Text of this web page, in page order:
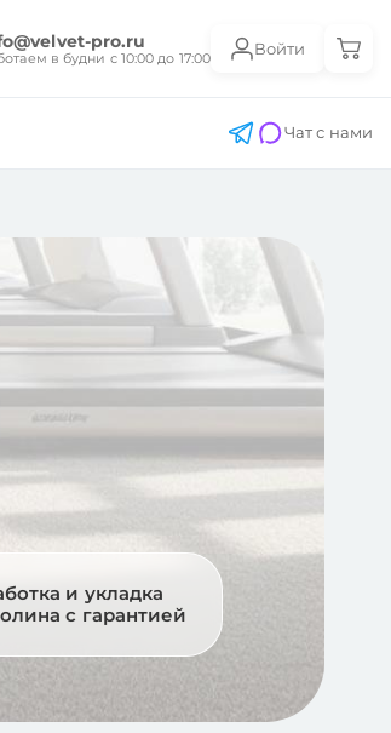
pro.ru
в будни с 10:00 до 17:00
Войти
Чат с нами
и укладка
с гарантией